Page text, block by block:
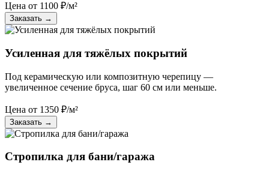
Цена от 1100 ₽/м²
Заказать →
Усиленная для тяжёлых покрытий
Под керамическую или композитную черепицу —
увеличенное сечение бруса, шаг 60 см или меньше.
Цена от 1350 ₽/м²
Заказать →
Стропилка для бани/гаража